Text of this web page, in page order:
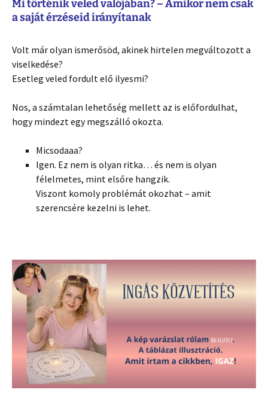
Mi történik veled valójában? – Amikor nem csak
a saját érzéseid irányítanak
Volt már olyan ismerősöd, akinek hirtelen megváltozott a
viselkedése?
Esetleg veled fordult elő ilyesmi?
Nos, a számtalan lehetőség mellett az is előfordulhat,
hogy mindezt egy megszálló okozta.
Micsodaaa?
Igen. Ez nem is olyan ritka… és nem is olyan
félelmetes, mint elsőre hangzik.
Viszont komoly problémát okozhat – amit
szerencsére kezelni is lehet.